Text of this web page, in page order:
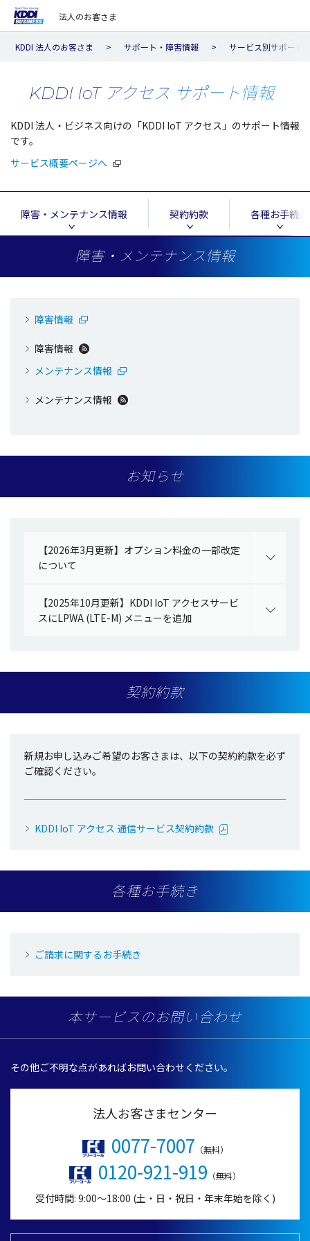
法人のお客さま
KDDI 法人のお客さま サポート・障害情報 サービス別サポート
KDDI IoT アクセス サポート情報
KDDI 法人・ビジネス向けの「KDDI IoT アクセス」のサポート情報
です。
サービス概要ページへ
障害・メンテナンス情報 契約約款 各種お手続き
障害・メンテナンス情報
障害情報
障害情報
メンテナンス情報
メンテナンス情報
お知らせ
【2026年3月更新】オプション料金の一部改定
について
【2025年10月更新】KDDI IoT アクセスサービ
スにLPWA (LTE-M) メニューを追加
契約約款
新規お申し込みご希望のお客さまは、以下の契約約款を必ず
ご確認ください。
KDDI IoT アクセス 通信サービス契約約款
各種お手続き
ご請求に関するお手続き
本サービスのお問い合わせ
その他ご不明な点があればお問い合わせください。
法人お客さまセンター
0077-7007 （無料）
0120-921-919 （無料）
受付時間: 9:00～18:00 (土・日・祝日・年末年始を除く)